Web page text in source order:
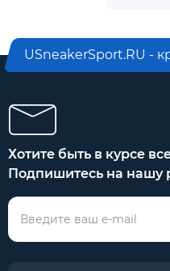
USneakerSport.RU -
Хотите быть в курсе
Подпишитесь на нашу